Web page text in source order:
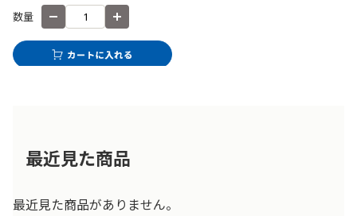
数量
最近見た商品
最近見た商品がありません。